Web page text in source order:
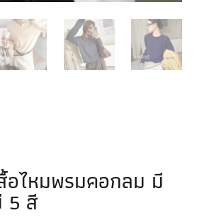
อไหมพรมคอกลม มี
5 สี